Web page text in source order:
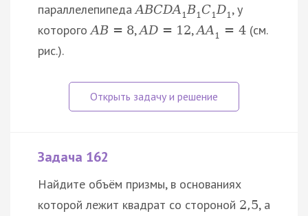
параллелепипеда ABCDA 1B1 C1D1 , у
которогоAB = 8,AD = 12,AA 1 = 4(см.
рис.).
Задача 162
Найдите объём призмы, в основаниях
которой лежит квадрат со стороной 2,5, а